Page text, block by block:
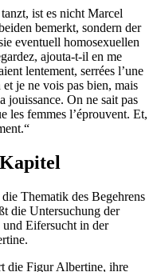
ist es nicht Marcel
bemerkt, sondern der
eventuell homosexuellen
ajouta-t-il en me
lentement, serrées l’une
je ne vois pas bien, mais
jouissance. On ne sait pas
les femmes l’éprouvent. Et,
Thematik des Begehrens
die Untersuchung der
Eifersucht in der
die Figur Albertine, ihre